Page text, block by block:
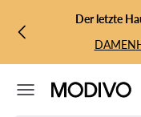
ZUM HAUPTINHALT
ZUR SUCHEDer letzte
DAMEN